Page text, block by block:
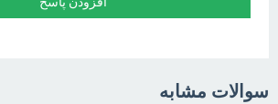
سوالات مشابه